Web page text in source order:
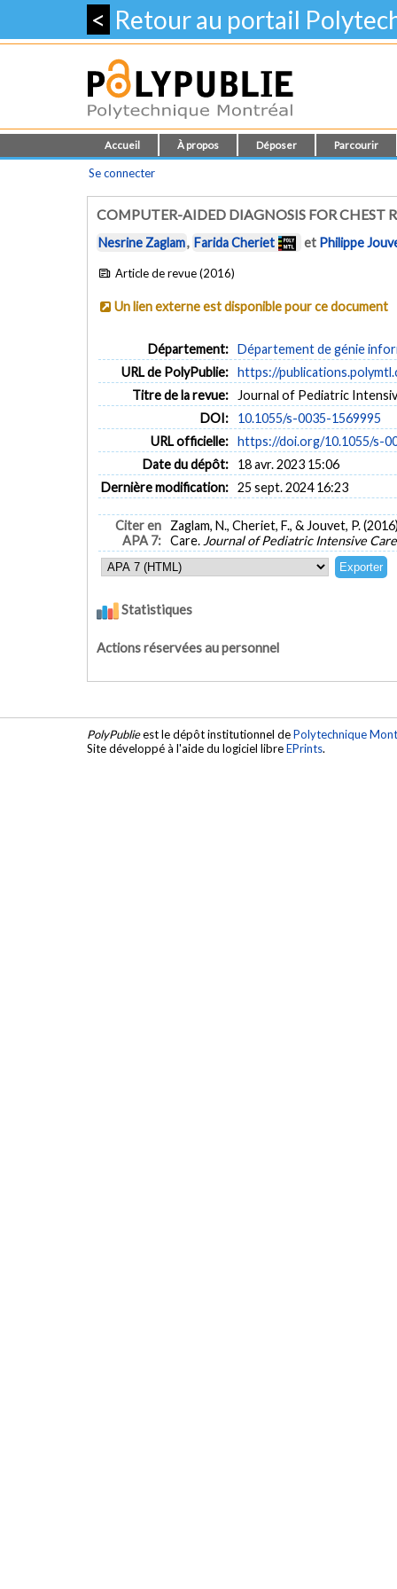
< Retour au portail
Accueil À propos Déposer Parcourir
Se connecter
COMPUTER-AIDED DIAGNOSIS FOR CHEST
Nesrine Zaglam, Farida Cheriet et Philippe
Article de revue (2016)
Un lien externe est disponible pour ce document
Département: Département de génie
URL de PolyPublie: https://
Titre de la revue:
Journal of Pediatric
DOI:
10.1055/s-0035-1569995
URL officielle: https://doi.org/10.1055/s-
Date du dépôt:
18 avr. 2023 15:06
Dernière modification: 25 sept. 2024 16:23
Citer en
APA 7:
Zaglam, N., Cheriet, F., & Jouvet, P.
Care. Journal of Pediatric Intensive Care
Statistiques
Actions réservées au personnel
PolyPublieest le dépôt institutionnel dePolytechnique
Site développé à l'aide du logiciel libreEPrints.